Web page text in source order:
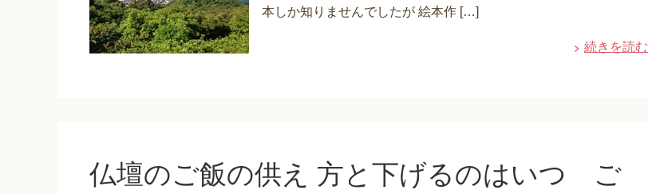
本しか知りませんでしたが 絵本作 […]
続きを読む
仏壇のご飯の供え 方と下げるのはいつ ご